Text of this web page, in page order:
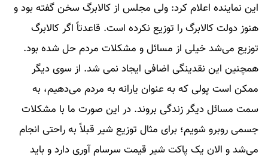
این نماینده اعلام کرد: ولی مجلس از کالابرگ سخن گفته بود و
هنوز دولت کالابرگ را توزیع نکرده است. قاعدتاً اگر کالابرگ
توزیع می‌شد خیلی از مسائل و مشکلات مردم حل شده بود.
همچنین این نقدینگی اضافی ایجاد نمی شد. از سوی دیگر
ممکن است پولی که به عنوان یارانه به مردم می‌دهیم، به
سمت مسائل دیگر زندگی بروند. در این صورت ما با مشکلات
جسمی روبرو ‌شویم؛ برای مثال توزیع شیر قبلاً به راحتی انجام
می‌شد و الان یک پاکت شیر قیمت سرسام آوری دارد و باید